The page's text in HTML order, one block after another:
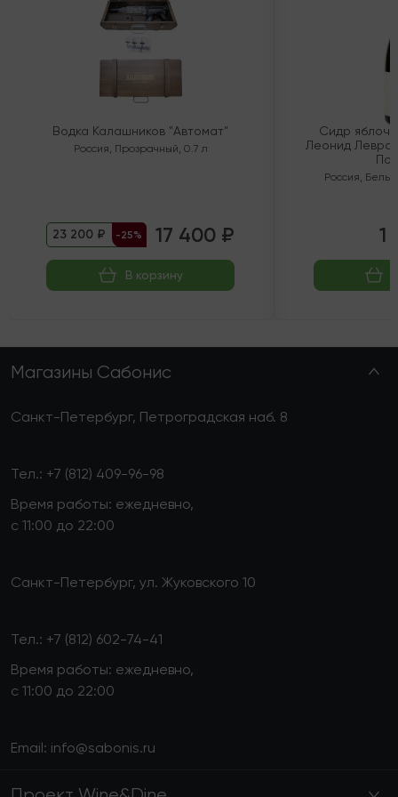
Водка Калашников "Автомат"
Россия, Прозрачный, 0.7 л
23 200 ₽ -25% 17 400 ₽
В корзину
Сидр
Леонид
Россия, Белый
1
Магазины Сабонис
Санкт-Петербург, Петроградская наб. 8
Тел.: +7 (812) 409-96-98
Время работы: ежедневно,
с 11:00 до 22:00
Санкт-Петербург, ул. Жуковского 10
Тел.: +7 (812) 602-74-41
Время работы: ежедневно,
с 11:00 до 22:00
Email: info@sabonis.ru